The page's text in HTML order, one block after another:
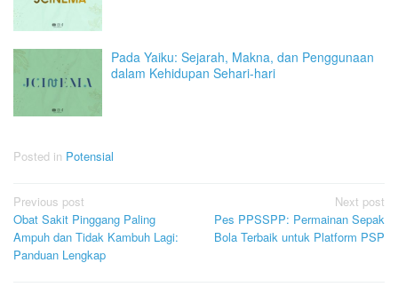
Pada Yaiku: Sejarah, Makna, dan Penggunaan
dalam Kehidupan Sehari-hari
Posted in Potensial
Post
navigation
Previous post
Obat Sakit Pinggang Paling
Ampuh dan Tidak Kambuh Lagi:
Panduan Lengkap
Next post
Pes PPSSPP: Permainan Sepak
Bola Terbaik untuk Platform PSP